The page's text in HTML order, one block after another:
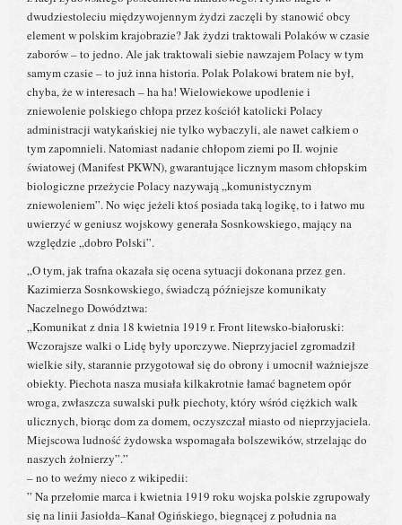
dwudziestoleciu międzywojennym żydzi zaczęli by stanowić obcy
element w polskim krajobrazie? Jak żydzi traktowali Polaków w czasie
zaborów – to jedno. Ale jak traktowali siebie nawzajem Polacy w tym
samym czasie – to już inna historia. Polak Polakowi bratem nie był,
chyba, że w interesach – ha ha! Wielowiekowe upodlenie i
zniewolenie polskiego chłopa przez kościół katolicki Polacy
administracji watykańskiej nie tylko wybaczyli, ale nawet całkiem o
tym zapomnieli. Natomiast nadanie chłopom ziemi po II. wojnie
światowej (Manifest PKWN), gwarantujące licznym masom chłopskim
biologiczne przeżycie Polacy nazywają „komunistycznym
zniewoleniem”. No więc jeżeli ktoś posiada taką logikę, to i łatwo mu
uwierzyć w geniusz wojskowy generała Sosnkowskiego, mający na
względzie „dobro Polski”.
„O tym, jak trafna okazała się ocena sytuacji dokonana przez gen.
Kazimierza Sosnkowskiego, świadczą późniejsze komunikaty
Naczelnego Dowództwa:
„Komunikat z dnia 18 kwietnia 1919 r. Front litewsko-białoruski:
Wczorajsze walki o Lidę były uporczywe. Nieprzyjaciel zgromadził
wielkie siły, starannie przygotował się do obrony i umocnił ważniejsze
obiekty. Piechota nasza musiała kilkakrotnie łamać bagnetem opór
wroga, zwłaszcza suwalski pułk piechoty, który wśród ciężkich walk
ulicznych, biorąc dom za domem, oczyszczał miasto od nieprzyjaciela.
Miejscowa ludność żydowska wspomagała bolszewików, strzelając do
naszych żołnierzy”.”
– no to weźmy nieco z wikipedii:
” Na przełomie marca i kwietnia 1919 roku wojska polskie zgrupowały
się na linii Jasiołda–Kanał Ogińskiego, biegnącej z południa na